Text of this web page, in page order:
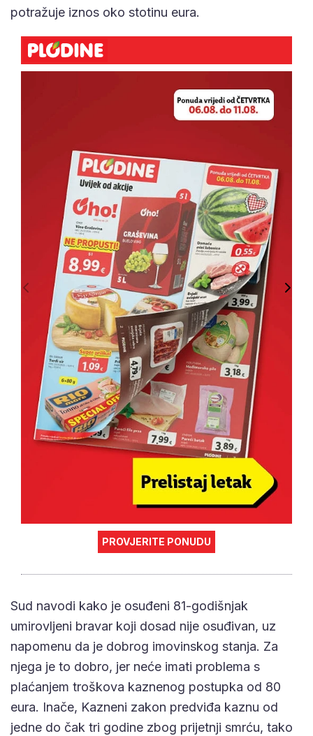
potražuje iznos oko stotinu eura.
PROVJERITE PONUDU
Sud navodi kako je osuđeni 81-godišnjak
umirovljeni bravar koji dosad nije osuđivan, uz
napomenu da je dobrog imovinskog stanja. Za
njega je to dobro, jer neće imati problema s
plaćanjem troškova kaznenog postupka od 80
eura. Inače, Kazneni zakon predviđa kaznu od
jedne do čak tri godine zbog prijetnji smrću, tako